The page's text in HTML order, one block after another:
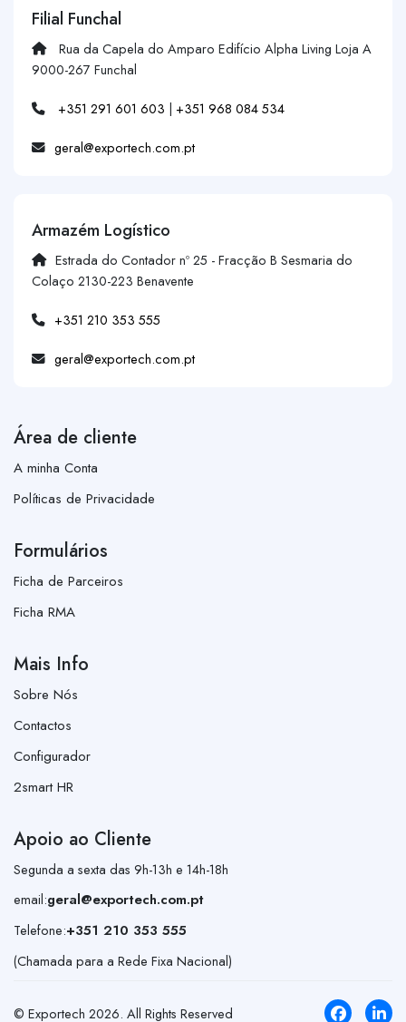
Filial Funchal
Rua da Capela do Amparo Edifício Alpha Living Loja A
9000-267 Funchal
+351 291 601 603 | +351 968 084 534
geral@exportech.com.pt
Armazém Logístico
Estrada do Contador nº 25 - Fracção B Sesmaria do
Colaço 2130-223 Benavente
+351 210 353 555
geral@exportech.com.pt
Área de cliente
A minha Conta
Políticas de Privacidade
Formulários
Ficha de Parceiros
Ficha RMA
Mais Info
Sobre Nós
Contactos
Configurador
2smart HR
Apoio ao Cliente
Segunda a sexta das 9h-13h e 14h-18h
email:geral@exportech.com.pt
Telefone:+351 210 353 555
(Chamada para a Rede Fixa Nacional)
© Exportech 2026. All Rights Reserved